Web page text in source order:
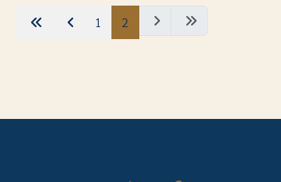
1 2